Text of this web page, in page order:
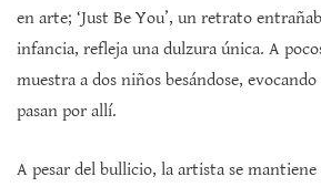
en arte; ‘Just Be You’, un retrato
infancia, refleja una dulzura única. A
muestra a dos niños besándose,
pasan por allí.
A pesar del bullicio, la artista se